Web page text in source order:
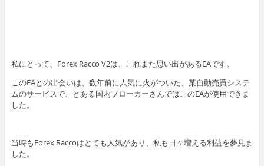
私にとって、Forex Racco V2は、これまた思い出があるEAです。
このEAとの出会いは、数年前に人気に火がついた、某自動売買システ
ムのサービスで、とある国内ブローカーさんではこのEAが使用できま
した。
当時もForex Raccoはとても人気があり、私も日々増える利益を夢見ま
した。